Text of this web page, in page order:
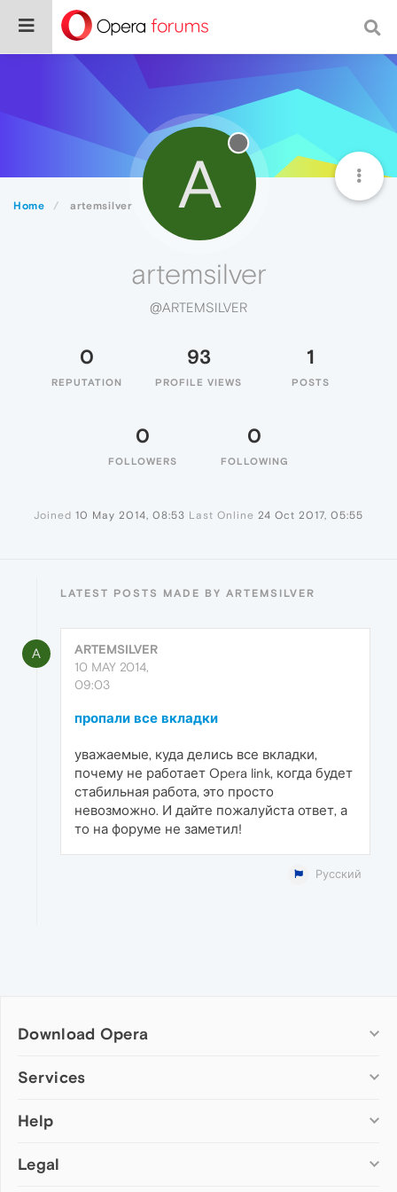
Home artemsilver A
artemsilver
@ARTEMSILVER
0
REPUTATION
93
PROFILE VIEWS
1
POSTS
0
FOLLOWERS
0
FOLLOWING
Joined 10 May 2014, 08:53 Last Online 24 Oct 2017, 05:55
LATEST POSTS MADE BY ARTEMSILVER
A
ARTEMSILVER
10 MAY 2014,
09:03
пропали все вкладки
уважаемые, куда делись все вкладки,
почему не работает Opera link, когда будет
стабильная работа, это просто
невозможно. И дайте пожалуйста ответ, а
то на форуме не заметил!
Русский
Download Opera
Computer browsers
Opera for Mac
Opera beta version
Services
Add-ons
Wallpapers
Help
Help & support
Legal